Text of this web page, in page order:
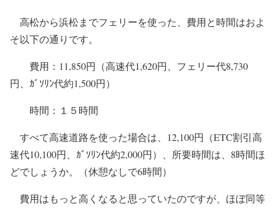
高松から浜松までフェリーを使った、費用と時間はおよ
そ以下の通りです。
費用：11,850円（高速代1,620円、フェリー代8,730
円、ｶﾞｿﾘﾝ代約1,500円）
時間：１５時間
すべて高速道路を使った場合は、12,100円（ETC割引高
速代10,100円、ｶﾞｿﾘﾝ代約2,000円）、所要時間は、8時間ほ
どでしょうか。（休憩なしで6時間）
費用はもっと高くなると思っていたのですが、ほぼ同等